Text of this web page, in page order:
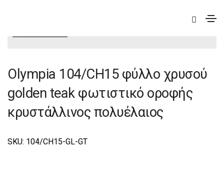
Olympia 104/CH15 φύλλο χρυσού
golden teak φωτιστικό οροφής
κρυστάλλινος πολυέλαιος
SKU: 104/CΗ15-GL-GT